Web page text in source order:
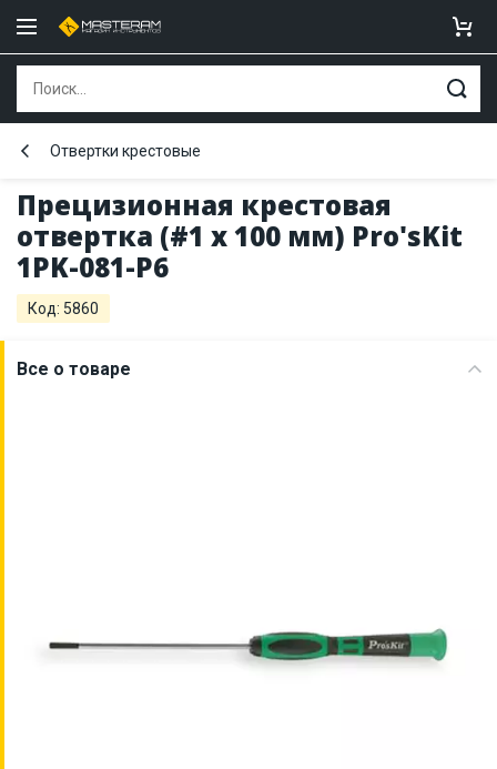
Прецизионная крестовая
отвертка (#1 x 100 мм) Pro'sKit
1PK-081-P6
Отвертки крестовые
Код: 5860
Все о товаре